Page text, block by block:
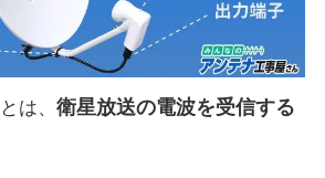
は、 衛星放送の電波を受信する